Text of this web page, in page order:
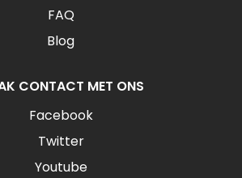
FAQ
Blog
CONTACT MET ONS
Facebook
Twitter
Youtube